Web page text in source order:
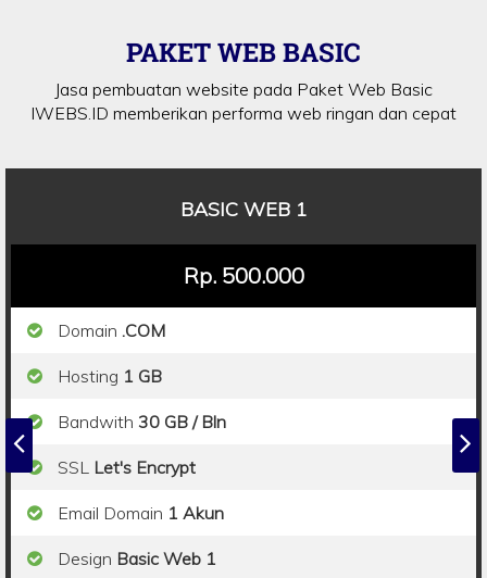
PAKET WEB BASIC
Jasa pembuatan website pada Paket Web Basic
IWEBS.ID memberikan performa web ringan dan cepat
BASIC WEB 1
Rp. 500.000
Domain .COM
Hosting 1 GB
Bandwith 30 GB / Bln
SSL Let's Encrypt
Email Domain 1 Akun
Design Basic Web 1